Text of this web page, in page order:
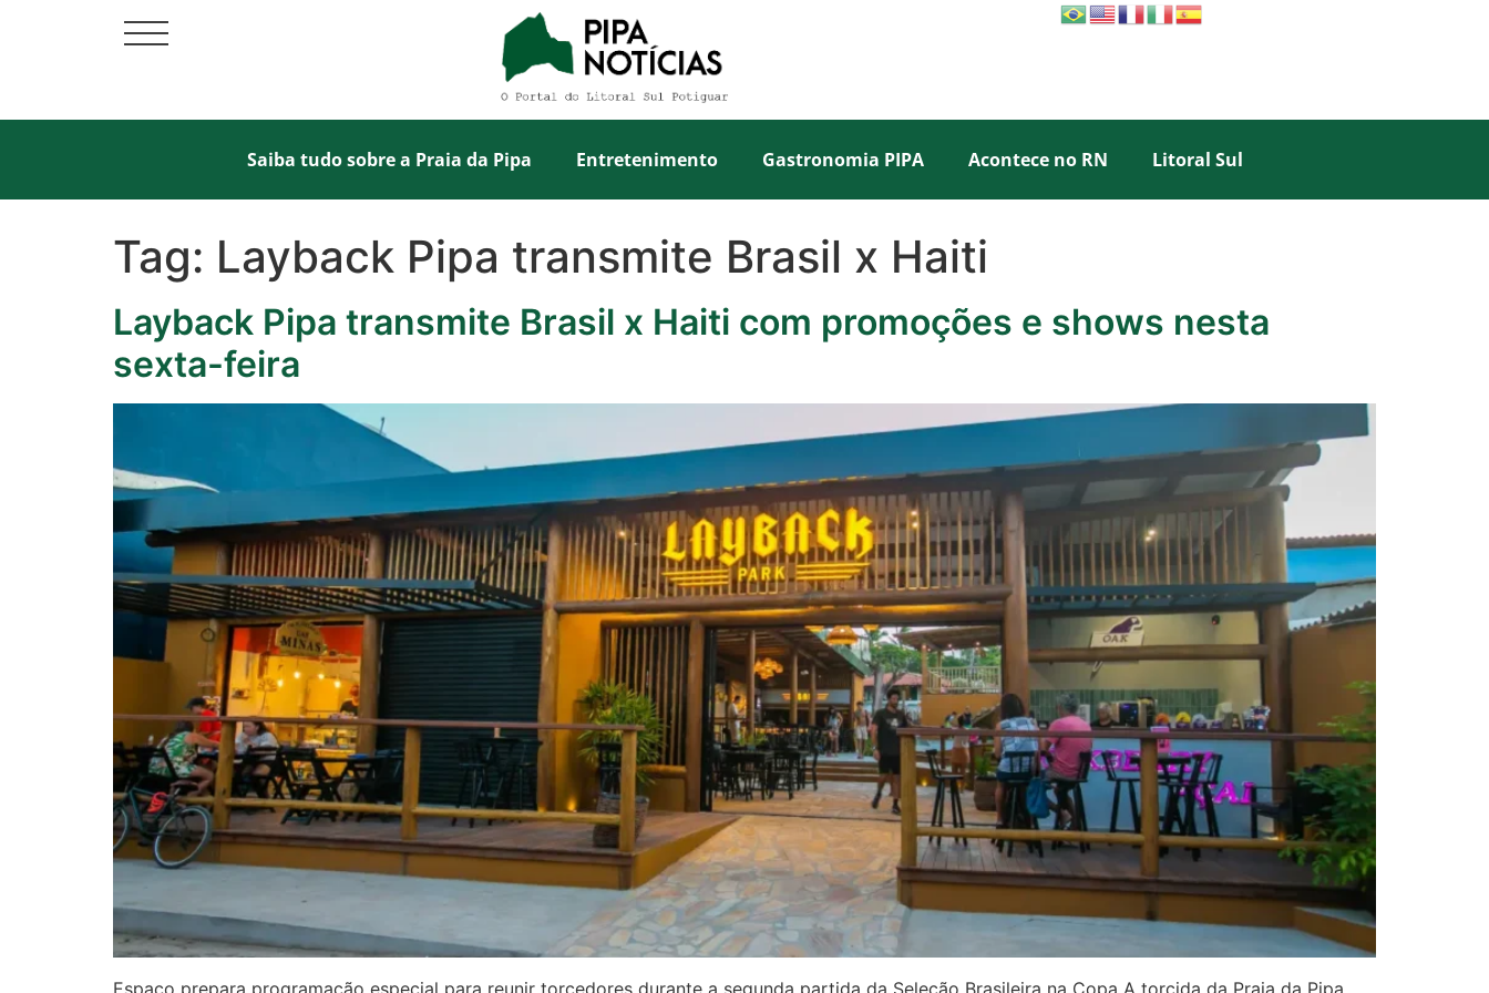
Saiba tudo sobre a Praia da Pipa Entretenimento Gastronomia PIPA Acontece no RN Litoral Sul
Tag: Layback Pipa transmite Brasil x Haiti
Layback Pipa transmite Brasil x Haiti com promoções e shows nesta
sexta-feira
Espaço prepara programação especial para reunir torcedores durante a segunda partida da Seleção Brasileira na Copa A torcida da Praia da Pipa